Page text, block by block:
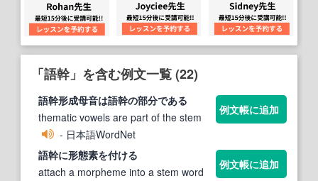
「語幹」を含む例文一覧 (22)
語幹形成母音は語幹の部分である
thematic vowels are part of the stem
- 日本語WordNet
例文帳に追加
語幹に形態素を付ける
attach a morpheme into a stem word
例文帳に追加